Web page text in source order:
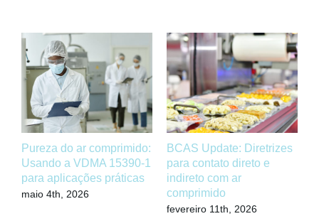
Pureza do ar comprimido:
Usando a VDMA 15390-1
para aplicações práticas
maio 4th, 2026
BCAS Update: Diretrizes
para contato direto e
indireto com ar
comprimido
fevereiro 11th, 2026